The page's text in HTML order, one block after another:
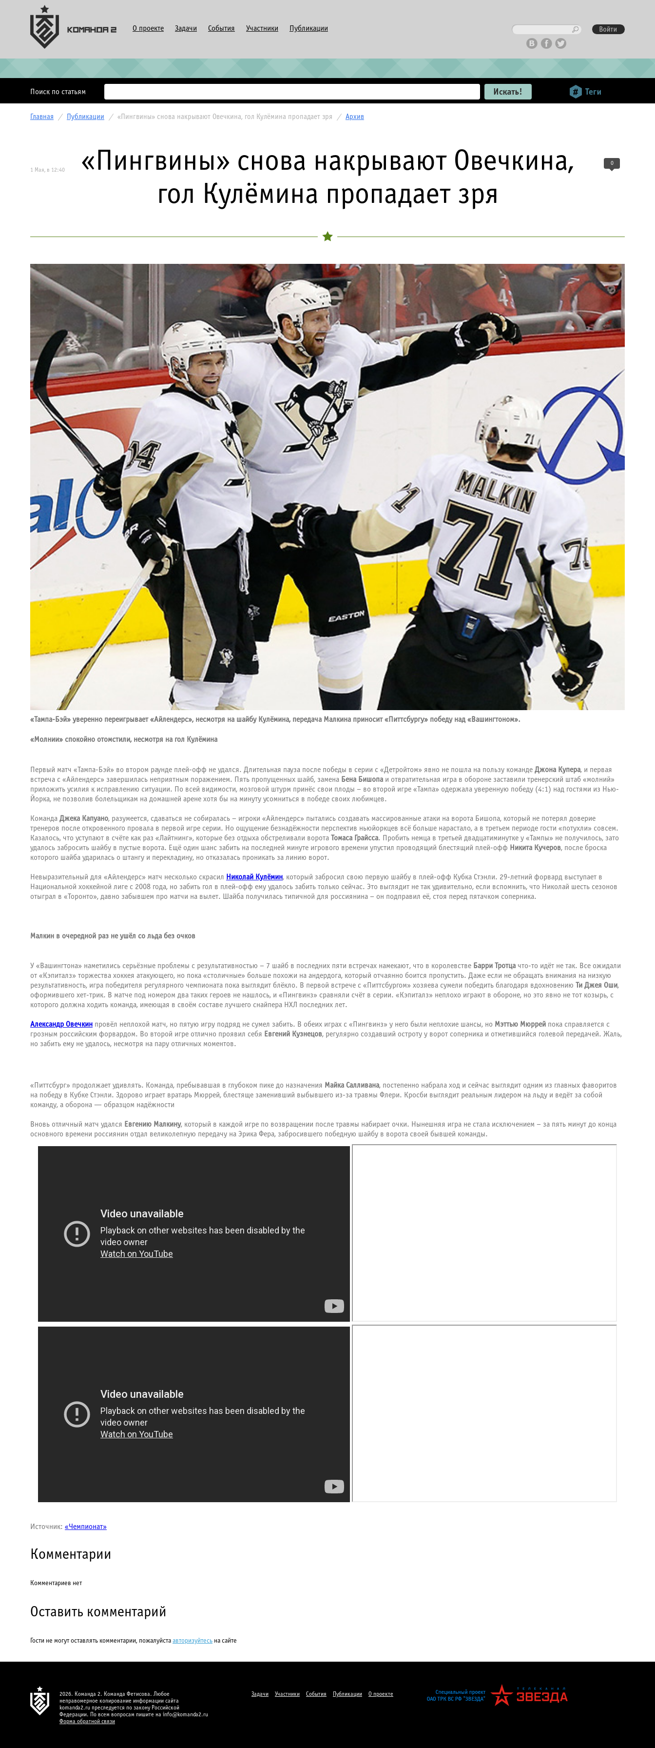
О проекте Задачи События Участники Публикации
Поиск по статьям
Главная / Публикации / «Пингвины» снова накрывают Овечкина, гол Кулёмина пропадает зря / Архив
1 Мая, в 12:40
«Пингвины» снова накрывают Овечкина,
гол Кулёмина пропадает зря
0
«Тампа-Бэй» уверенно переигрывает «Айлендерс», несмотря на шайбу Кулёмина, передача Малкина приносит «Питтсбургу» победу над «Вашингтоном».
«Молнии» спокойно отомстили, несмотря на гол Кулёмина
Первый матч «Тампа-Бэй» во втором раунде плей-офф не удался. Длительная пауза после победы в серии с «Детройтом» явно не пошла на пользу команде Джона Купера, и первая
встреча с «Айлендерс» завершилась неприятным поражением. Пять пропущенных шайб, замена Бена Бишопа и отвратительная игра в обороне заставили тренерский штаб «молний»
приложить усилия к исправлению ситуации. По всей видимости, мозговой штурм принёс свои плоды – во второй игре «Тампа» одержала уверенную победу (4:1) над гостями из Нью-
Йорка, не позволив болельщикам на домашней арене хотя бы на минуту усомниться в победе своих любимцев.
Команда Джека Капуано, разумеется, сдаваться не собиралась – игроки «Айлендерс» пытались создавать массированные атаки на ворота Бишопа, который не потерял доверие
тренеров после откровенного провала в первой игре серии. Но ощущение безнадёжности перспектив ньюйоркцев всё больше нарастало, а в третьем периоде гости «потухли» совсем.
Казалось, что уступают в счёте как раз «Лайтнинг», которые без отдыха обстреливали ворота Томаса Грайсса. Пробить немца в третьей двадцатиминутке у «Тампы» не получилось, зато
удалось забросить шайбу в пустые ворота. Ещё один шанс забить на последней минуте игрового времени упустил проводящий блестящий плей-офф Никита Кучеров, после броска
которого шайба ударилась о штангу и перекладину, но отказалась проникать за линию ворот.
Невыразительный для «Айлендерс» матч несколько скрасил Николай Кулёмин, который забросил свою первую шайбу в плей-офф Кубка Стэнли. 29-летний форвард выступает в
Национальной хоккейной лиге с 2008 года, но забить гол в плей-офф ему удалось забить только сейчас. Это выглядит не так удивительно, если вспомнить, что Николай шесть сезонов
отыграл в «Торонто», давно забывшем про матчи на вылет. Шайба получилась типичной для россиянина – он подправил её, стоя перед пятачком соперника.
Малкин в очередной раз не ушёл со льда без очков
У «Вашингтона» наметились серьёзные проблемы с результативностью – 7 шайб в последних пяти встречах намекают, что в королевстве Барри Тротца что-то идёт не так. Все ожидали
от «Кэпиталз» торжества хоккея атакующего, но пока «столичные» больше похожи на андердога, который отчаянно боится пропустить. Даже если не обращать внимания на низкую
результативность, игра победителя регулярного чемпионата пока выглядит блёкло. В первой встрече с «Питтсбургом» хозяева сумели победить благодаря вдохновению
Ти Джея Оши,
оформившего хет-трик. В матче под номером два таких героев не нашлось, и «Пингвинз» сравняли счёт в серии. «Кэпиталз» неплохо играют в обороне, но это явно не тот козырь, с
которого должна ходить команда, имеющая в своём составе лучшего снайпера НХЛ последних лет.
Александр Овечкин провёл неплохой матч, но пятую игру подряд не сумел забить. В обеих играх с «Пингвинз» у него были неплохие шансы, но Мэттью Мюррей пока справляется с
грозным российским форвардом. Во второй игре отлично проявил себя Евгений Кузнецов, регулярно создавший остроту у ворот соперника и отметившийся голевой передачей. Жаль,
но забить ему не удалось, несмотря на пару отличных моментов.
«Питтсбург» продолжает удивлять. Команда, пребывавшая в глубоком пике до назначения Майка Салливана, постепенно набрала ход и сейчас выглядит одним из главных фаворитов
на победу в Кубке Стэнли. Здорово играет вратарь Мюррей, блестяще заменивший выбывшего из-за травмы Флери. Кросби выглядит реальным лидером на льду и ведёт за собой
команду, а оборона — образцом надёжности
Вновь отличный матч удался Евгению Малкину, который в каждой игре по возвращении после травмы набирает очки. Нынешняя игра не стала исключением – за пять минут до конца
основного времени россиянин отдал великолепную передачу на Эрика Фера, забросившего победную шайбу в ворота своей бывшей команды.
Источник: «Чемпионат»
Комментарии
Комментариев нет
Оставить комментарий
Гости не могут оставлять комментарии, пожалуйста авторизуйтесь на сайте
2026. Команда 2. Команда Фетисова. Любое
неправомерное копирование информации сайта
komanda2.ru преследуется по закону Российской
Федерации. По всем вопросам пишите на info@komanda2.ru
Форма обратной связи
Задачи Участники События Публикации О проекте